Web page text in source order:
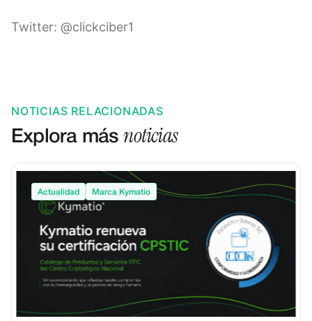
Twitter: @clickciber1
NOTICIAS RELACIONADAS
Explora másnoticias
Actualidad Marca Kymatio